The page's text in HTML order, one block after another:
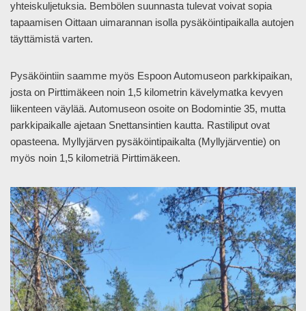
yhteiskuljetuksia. Bembölen suunnasta tulevat voivat sopia
tapaamisen Oittaan uimarannan isolla pysäköintipaikalla autojen
täyttämistä varten.
Pysäköintiin saamme myös Espoon Automuseon parkkipaikan,
josta on Pirttimäkeen noin 1,5 kilometrin kävelymatka kevyen
liikenteen väylää. Automuseon osoite on Bodomintie 35, mutta
parkkipaikalle ajetaan Snettansintien kautta. Rastiliput ovat
opasteena. Myllyjärven pysäköintipaikalta (Myllyjärventie) on
myös noin 1,5 kilometriä Pirttimäkeen.